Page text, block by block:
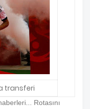
transferi
Rotasını